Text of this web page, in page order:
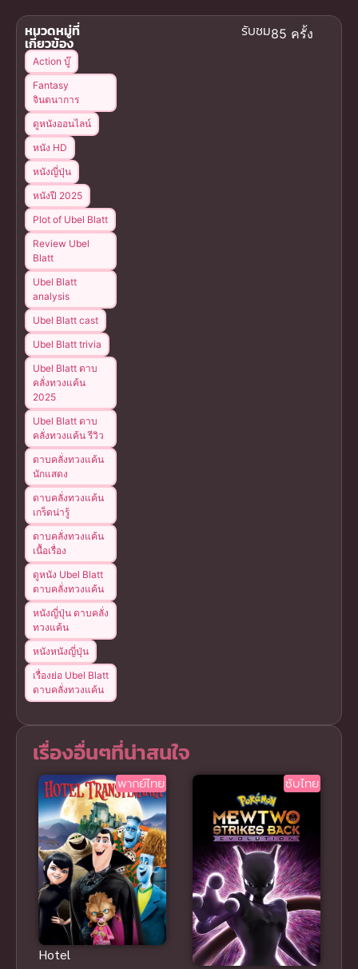
รับชม85 ครั้ง
หมวดหมู่ที่
เกี่ยวข้อง
Action บู๊
Fantasy
จินตนาการ
ดูหนังออนไลน์
หนัง HD
หนังญี่ปุ่น
หนังปี 2025
Plot of Ubel Blatt
Review Ubel
Blatt
Ubel Blatt
analysis
Ubel Blatt cast
Ubel Blatt trivia
Ubel Blatt ดาบ
คลั่งทวงแค้น
2025
Ubel Blatt ดาบ
คลั่งทวงแค้น รีวิว
ดาบคลั่งทวงแค้น
นักแสดง
ดาบคลั่งทวงแค้น
เกร็ดน่ารู้
ดาบคลั่งทวงแค้น
เนื้อเรื่อง
ดูหนัง Ubel Blatt
ดาบคลั่งทวงแค้น
หนังญี่ปุ่น ดาบคลั่ง
ทวงแค้น
หนังหนังญี่ปุ่น
เรื่องย่อ Ubel Blatt
ดาบคลั่งทวงแค้น
เรื่องอื่นๆที่น่าสนใจ
พากย์ไทย
Hotel
ซับไทย